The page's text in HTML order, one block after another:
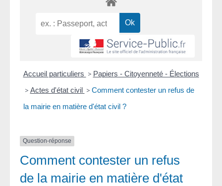
Accueil particuliers > Papiers - Citoyenneté - Élections
> Actes d'état civil > Comment contester un refus de
la mairie en matière d'état civil ?
Question-réponse
Comment contester un refus
de la mairie en matière d'état